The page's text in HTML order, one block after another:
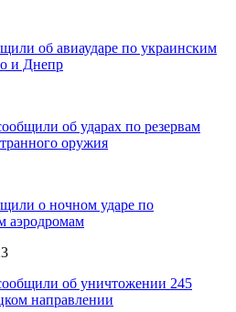
об авиаударе по украинским
и Днепр
об ударах по резервам
оружия
о ночном ударе по
аэродромам
об уничтожении 245
направлении